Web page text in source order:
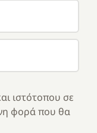
ιστότοπου σε
φορά που θα